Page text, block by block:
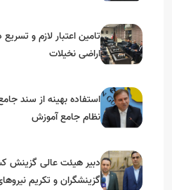
تامین اعتبار لازم و
اراضی نخیلات
استفاده بهینه از سند
نظام جامع آموزش
دبیر هیئت عالی گزینش
گزینشگران و تکریم